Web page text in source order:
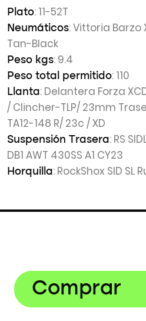
Plato: 11-52T
Neumáticos: Vittoria Barzo
Tan-Black
Peso kgs: 9.4
Peso total permitido: 110
Llanta: Delantera Forza
/ Clincher-TLP/ 23mm
TA12-148 R/ 23c / XD
Suspensión Trasera: RS
DB1 AWT 430SS A1 CY23
Horquilla: RockShox SID SL
Comprar